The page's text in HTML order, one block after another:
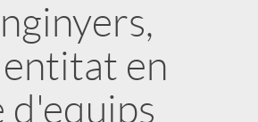
en
d'equips